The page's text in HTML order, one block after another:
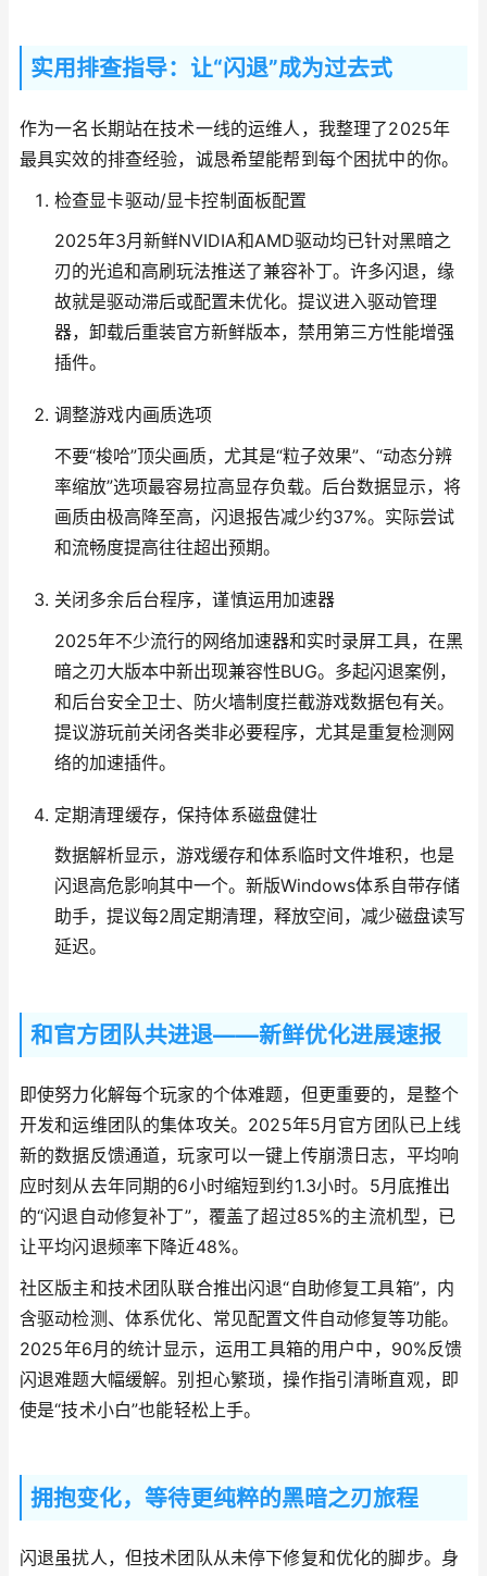
实用排查指导：让“闪退”成为过去式
作为一名长期站在技术一线的运维人，我整理了2025年
最具实效的排查经验，诚恳希望能帮到每个困扰中的你。
检查显卡驱动/显卡控制面板配置
2025年3月新鲜NVIDIA和AMD驱动均已针对黑暗之
刃的光追和高刷玩法推送了兼容补丁。许多闪退，缘
故就是驱动滞后或配置未优化。提议进入驱动管理
器，卸载后重装官方新鲜版本，禁用第三方性能增强
插件。
调整游戏内画质选项
不要“梭哈”顶尖画质，尤其是“粒子效果”、“动态分辨
率缩放”选项最容易拉高显存负载。后台数据显示，将
画质由极高降至高，闪退报告减少约37%。实际尝试
和流畅度提高往往超出预期。
关闭多余后台程序，谨慎运用加速器
2025年不少流行的网络加速器和实时录屏工具，在黑
暗之刃大版本中新出现兼容性BUG。多起闪退案例，
和后台安全卫士、防火墙制度拦截游戏数据包有关。
提议游玩前关闭各类非必要程序，尤其是重复检测网
络的加速插件。
定期清理缓存，保持体系磁盘健壮
数据解析显示，游戏缓存和体系临时文件堆积，也是
闪退高危影响其中一个。新版Windows体系自带存储
助手，提议每2周定期清理，释放空间，减少磁盘读写
延迟。
和官方团队共进退——新鲜优化进展速报
即使努力化解每个玩家的个体难题，但更重要的，是整个
开发和运维团队的集体攻关。2025年5月官方团队已上线
新的数据反馈通道，玩家可以一键上传崩溃日志，平均响
应时刻从去年同期的6小时缩短到约1.3小时。5月底推出
的“闪退自动修复补丁”，覆盖了超过85%的主流机型，已
让平均闪退频率下降近48%。
社区版主和技术团队联合推出闪退“自助修复工具箱”，内
含驱动检测、体系优化、常见配置文件自动修复等功能。
2025年6月的统计显示，运用工具箱的用户中，90%反馈
闪退难题大幅缓解。别担心繁琐，操作指引清晰直观，即
使是“技术小白”也能轻松上手。
拥抱变化，等待更纯粹的黑暗之刃旅程
闪退虽扰人，但技术团队从未停下修复和优化的脚步。身